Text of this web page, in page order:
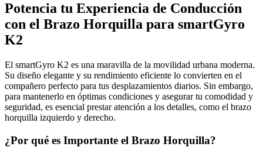
Potencia tu Experiencia de Conducción
con el Brazo Horquilla para smartGyro
K2
El smartGyro K2 es una maravilla de la movilidad urbana moderna.
Su diseño elegante y su rendimiento eficiente lo convierten en el
compañero perfecto para tus desplazamientos diarios. Sin embargo,
para mantenerlo en óptimas condiciones y asegurar tu comodidad y
seguridad, es esencial prestar atención a los detalles, como el brazo
horquilla izquierdo y derecho.
¿Por qué es Importante el Brazo Horquilla?